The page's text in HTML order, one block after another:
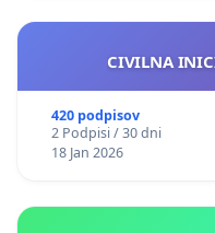
CIVILNA
420 podpisov
2 Podpisi / 30 dni
18 Jan 2026